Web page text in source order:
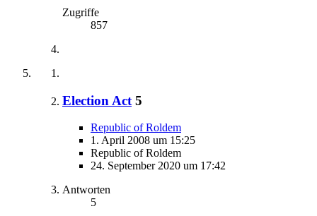
Zugriffe
857
Election Act 5
Republic of Roldem
1. April 2008 um 15:25
Republic of Roldem
24. September 2020 um 17:42
Antworten
5